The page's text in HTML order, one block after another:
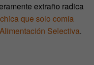
extraño radica
que solo comía
Selectiva.